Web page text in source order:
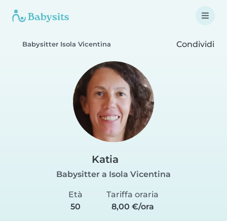
Babysitter Isola Vicentina Condividi
Katia
Babysitter a Isola Vicentina
Età
50
Tariffa oraria
8,00 €/ora